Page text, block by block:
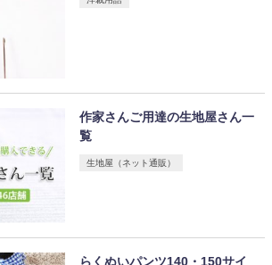
作家さんご用達の生地屋さん一
覧
生地屋（ネット通販）
らくぬいパンツ140・150サイ